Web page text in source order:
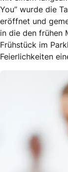
You” wurde die
eröffnet und
in die den frühen
Frühstück im
Feierlichkeiten